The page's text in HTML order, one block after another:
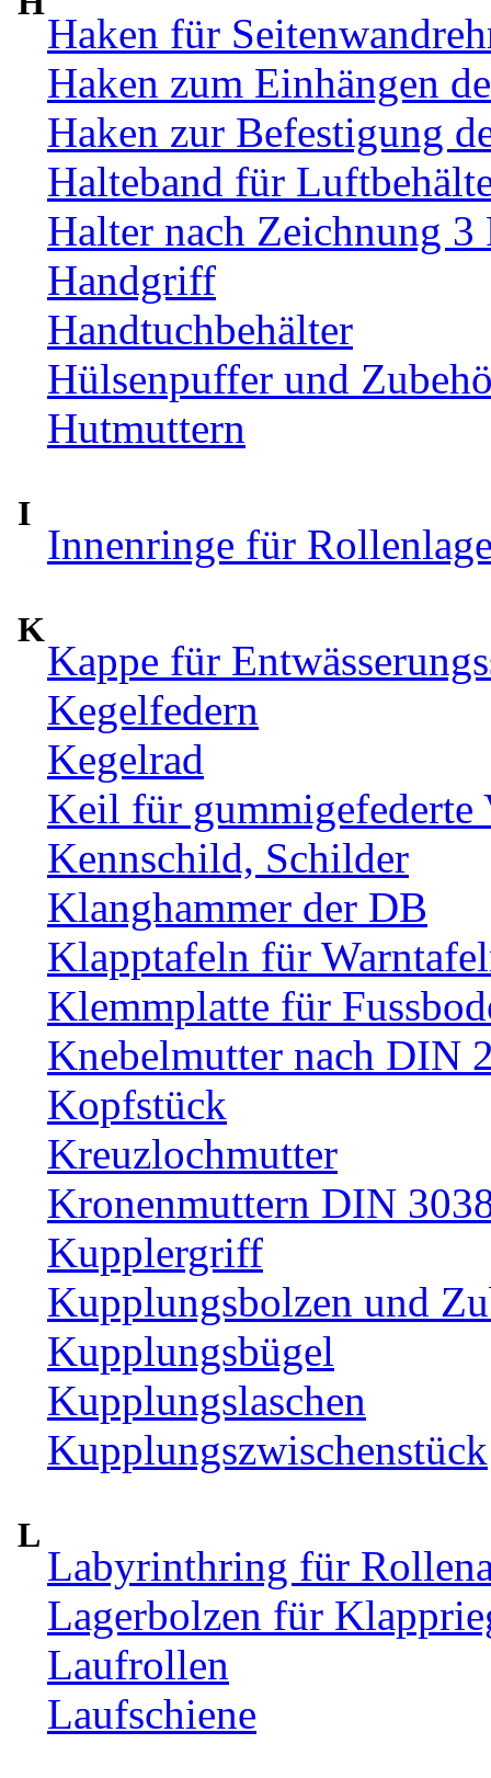
Haken für
Haken zum Einhängen
Haken zur Befestigung
Halteband für
Halter nach Zeichnung
Handgriff
Handtuchbehälter
Hülsenpuffer und
Hutmuttern
I
Innenringe für
K
Kappe für
Kegelfedern
Kegelrad
Keil für gummigefederte
Kennschild, Schilder
Klanghammer der DB
Klapptafeln für
Klemmplatte für
Knebelmutter nach DIN
Kopfstück
Kreuzlochmutter
Kronenmuttern DIN
Kupplergriff
Kupplungsbolzen und
Kupplungsbügel
Kupplungslaschen
Kupplungszwischenstück
L
Labyrinthring für
Lagerbolzen für
Laufrollen
Laufschiene